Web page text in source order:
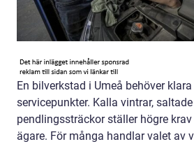
En bilverkstad i Umeå behöver
servicepunkter. Kalla vintrar,
pendlingssträckor ställer högre
ägare. För många handlar valet av